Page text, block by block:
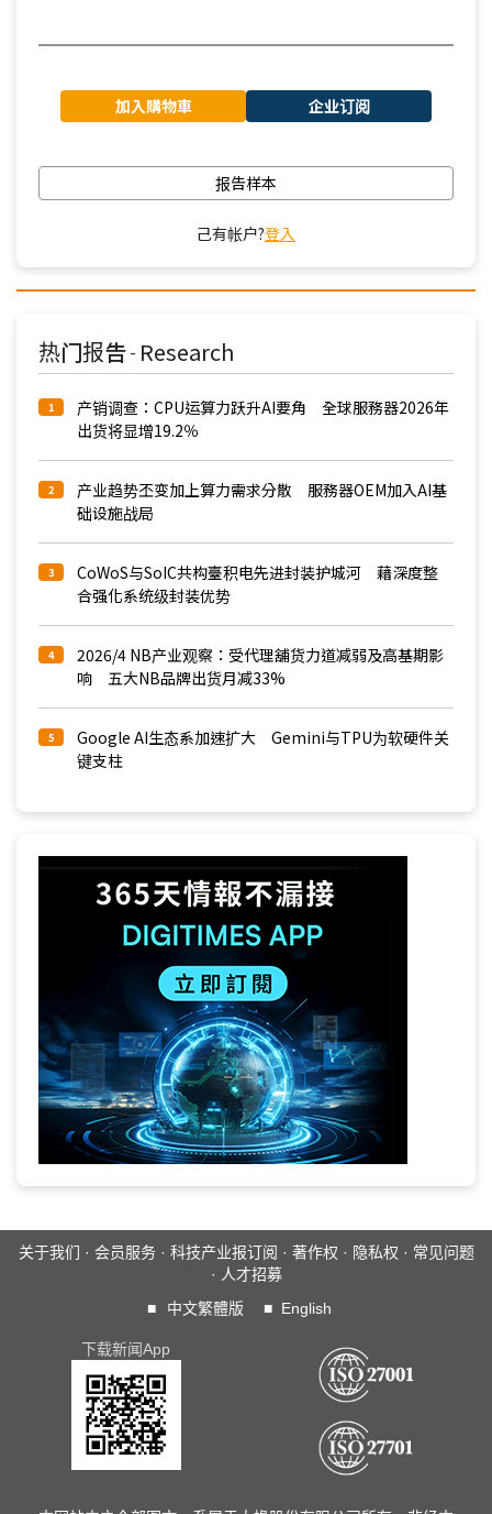
加入購物車 企业订阅
报告样本
己有帐户?登入
热门报告 - Research
1
产销调查：CPU运算力跃升AI要角 全球服務器2026年
出货将显增19.2％
2
产业趋势丕变加上算力需求分散 服務器OEM加入AI基
础设施战局
3
CoWoS与SoIC共构臺积电先进封装护城河 藉深度整
合强化系统级封装优势
4
2026/4 NB产业观察：受代理舖货力道减弱及高基期影
响 五大NB品牌出货月减33%
5
Google AI生态系加速扩大 Gemini与TPU为软硬件关
键支柱
关于我们 · 会员服务· 科技产业报订阅 · 著作权 · 隐私权 · 常见问题
· 人才招募
■
中文繁體版 ■ English
下载新闻App